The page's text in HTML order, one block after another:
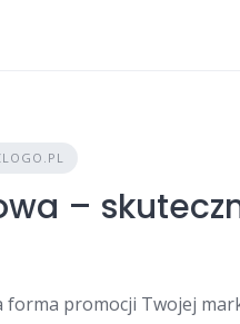
–
forma promocji Twojej